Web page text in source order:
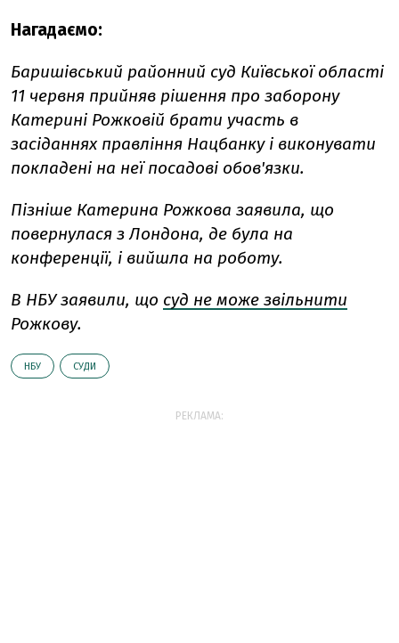
Нагадаємо:
Баришівський районний суд Київської області
11 червня прийняв рішення про заборону
Катерині Рожковій брати участь в
засіданнях правління Нацбанку і виконувати
покладені на неї посадові обов'язки.
Пізніше Катерина Рожкова заявила, що
повернулася з Лондона, де була на
конференції, і вийшла на роботу.
В НБУ заявили, що суд не може звільнити
Рожкову.
НБУ СУДИ
РЕКЛАМА: